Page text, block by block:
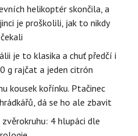
helikoptér skončila, a
je proškolili, jak to nikdy
je to klasika a chuť předčí i
g rajčat a jeden citrón
kousek kořínku. Ptačinec
dá se ho ale zbavit
4 hlupáci dle